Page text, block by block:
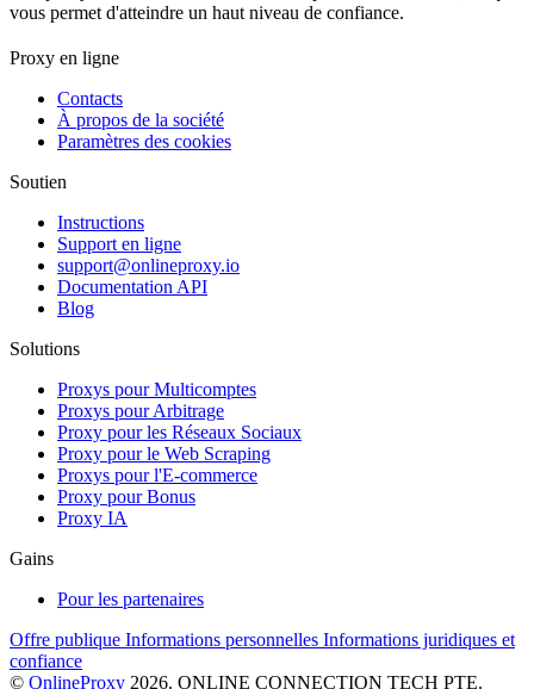
vous permet d'atteindre un haut niveau de confiance.
Proxy en ligne
Contacts
À propos de la société
Paramètres des cookies
Soutien
Instructions
Support en ligne
support@onlineproxy.io
Documentation API
Blog
Solutions
Proxys pour Multicomptes
Proxys pour Arbitrage
Proxy pour les Réseaux Sociaux
Proxy pour le Web Scraping
Proxys pour l'E-commerce
Proxy pour Bonus
Proxy IA
Gains
Pour les partenaires
Offre publique Informations personnelles Informations juridiques et
confiance
© OnlineProxy 2026. ONLINE CONNECTION TECH PTE.